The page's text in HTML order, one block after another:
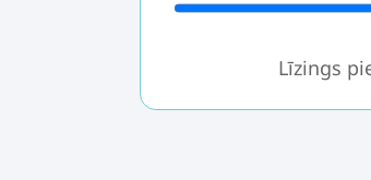
Līzings